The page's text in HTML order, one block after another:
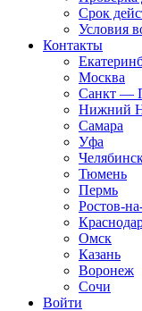
Срок
Условия
Контакты
Москва
Санкт —
Нижний
Самара
Уфа
Тюмень
Пермь
Ростов-
Омск
Казань
Воронеж
Сочи
Войти